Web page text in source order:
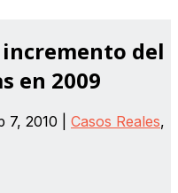
incremento del
en 2009
7, 2010 Casos Reales,